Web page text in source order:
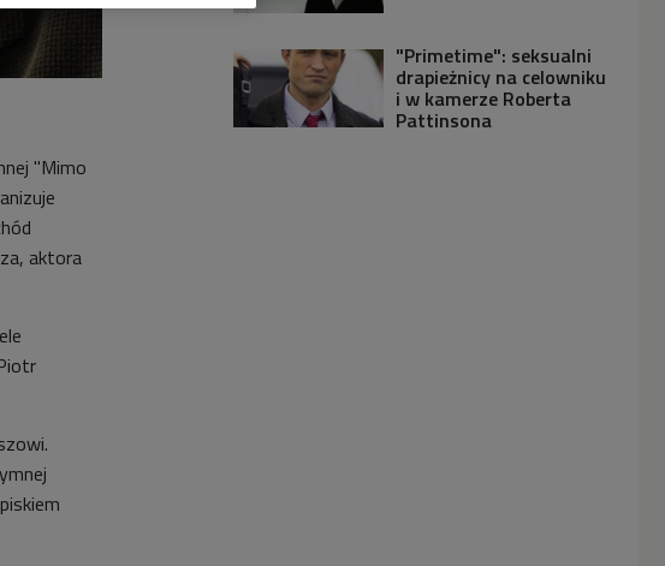
"Mimo
aktora
"Primetime": seksualni
drapieżnicy na celowniku
i w kamerze Roberta
Pattinsona